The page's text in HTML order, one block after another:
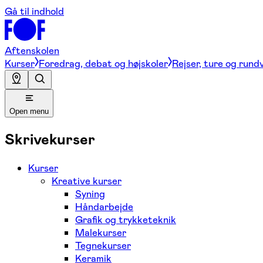
Gå til indhold
Aftenskolen
Kurser Foredrag, debat og højskoler Rejser, ture og
Open menu
Skrivekurser
Kurser
Kreative kurser
Syning
Håndarbejde
Grafik og trykketeknik
Malekurser
Tegnekurser
Keramik